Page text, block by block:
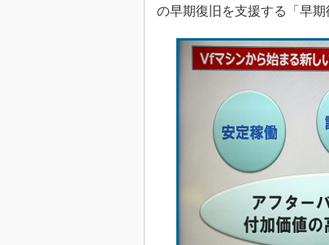
の早期復旧を支援する「早